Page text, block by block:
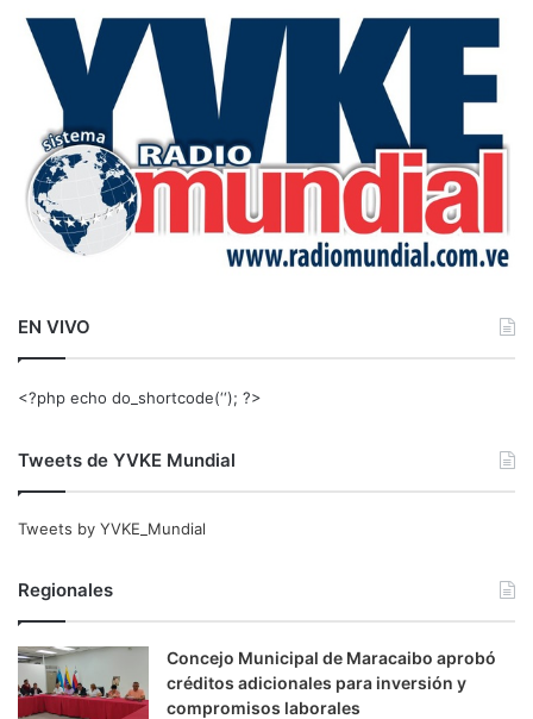
a
EN VIVO
<?php echo do_shortcode(‘‘); ?>
Tweets de YVKE Mundial
Tweets by YVKE_Mundial
Regionales
Concejo Municipal de Maracaibo aprobó
créditos adicionales para inversión y
compromisos laborales